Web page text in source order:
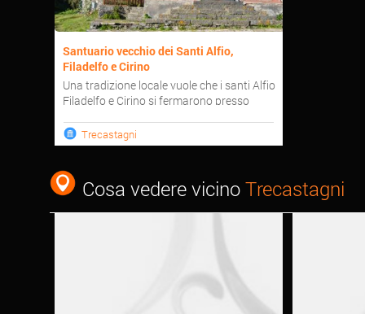
Santuario vecchio dei Santi Alfio,
Filadelfo e Cirino
Una tradizione locale vuole che i santi Alfio
Filadelfo e Cirino si fermarono presso
Trecastagni
Cosa vedere vicinoTrecastagni